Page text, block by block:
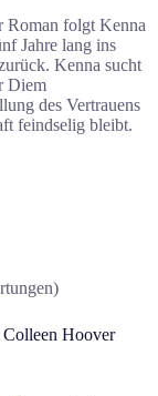
Roman folgt Kenna
Jahre lang ins
Kenna sucht
Diem
des Vertrauens
feindselig bleibt.
Colleen Hoover